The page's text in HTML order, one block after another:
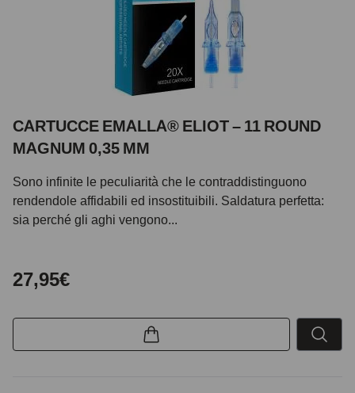
CARTUCCE EMALLA® ELIOT – 11 ROUND
MAGNUM 0,35 MM
Sono infinite le peculiarità che le contraddistinguono
rendendole affidabili ed insostituibili. Saldatura perfetta:
sia perché gli aghi vengono...
27,95€